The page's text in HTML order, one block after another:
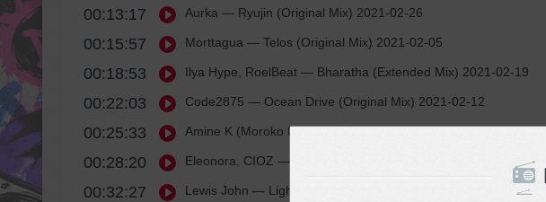
00:13:17 Aurka — Ryujin (Original Mix) 2021-02-26
00:15:57 Morttagua — Telos (Original Mix) 2021-02-05
00:18:53 Ilya Hype, RoelBeat — Bharatha (Extended Mix) 2021-02-19
00:22:03 Code2875 — Ocean Drive (Original Mix) 2021-02-12
00:25:33 Amine K (Moroko Loko), atsou, Lemonia— Felice (Original
00:28:20 Eleonora, CIOZ — Dancing in the Night feat. Eleonora (Lucky
00:32:27 Lewis John — Lighter (Extended Mix) 2021-02-26